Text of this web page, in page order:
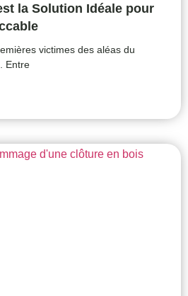
la Solution Idéale pour
victimes des aléas du
Entre